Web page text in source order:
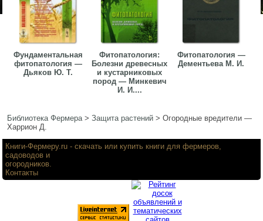
Фундаментальная
фитопатология —
Дьяков Ю. Т.
Фитопатология:
Болезни древесных
и кустарниковых
пород — Минкевич
И. И....
Фитопатология —
Дементьева М. И.
Библиотека Фермера>Защита растений >Огородные вредители —
Харрион Д.
Книги-Фермеру.ru - скачать или купить книги для фермеров,
садоводов и
огородников.
Контакты